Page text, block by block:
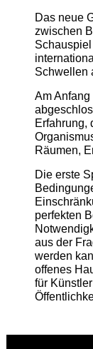
Das neue
zwischen
Schwellen
Am
Erfahrung,
Räumen,
Die erste
perfekten
aus der
werden
offenes
für